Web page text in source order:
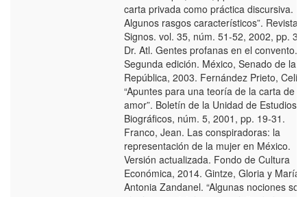
carta privada como práctica discursiva.
Algunos rasgos característicos”. Revista
Signos. vol. 35, núm. 51-52, 2002, pp.
Dr. Atl. Gentes profanas en el convento.
Segunda edición. México, Senado de la
República, 2003. Fernández Prieto, Celia.
“Apuntes para una teoría de la carta de
amor”. Boletín de la Unidad de Estudios
Biográficos, núm. 5, 2001, pp. 19-31.
Franco, Jean. Las conspiradoras: la
representación de la mujer en México.
Versión actualizada. Fondo de Cultura
Económica, 2014. Gintze, Gloria y María
Antonia Zandanel. “Algunas nociones